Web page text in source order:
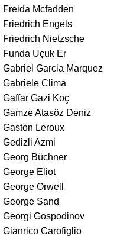
Freida Mcfadden
Friedrich Engels
Friedrich Nietzsche
Funda Uçuk Er
Gabriel Garcia Marquez
Gabriele Clima
Gaffar Gazi Koç
Gamze Atasöz Deniz
Gaston Leroux
Gedizli Azmi
Georg Büchner
George Eliot
George Orwell
George Sand
Georgi Gospodinov
Gianrico Carofiglio